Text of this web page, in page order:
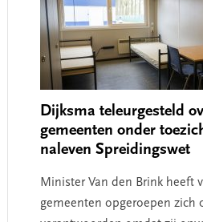
Dijksma teleurgesteld
gemeenten onder
naleven Spreidingswet
Minister Van den Brink heeft
gemeenten opgeroepen zich